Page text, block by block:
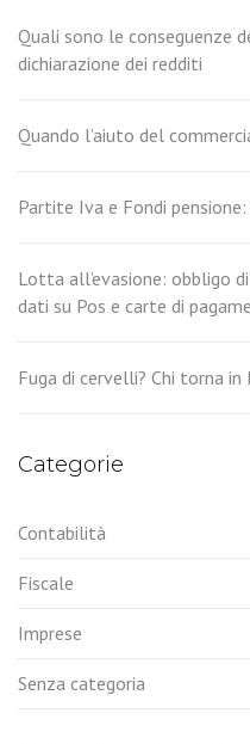
Quali sono le conseguenze
dichiarazione dei redditi
Quando l’aiuto del
Partite Iva e Fondi
Lotta all’evasione: obbligo
dati su Pos e carte di
Fuga di cervelli? Chi torna
Categorie
Contabilità
Fiscale
Imprese
Senza categoria